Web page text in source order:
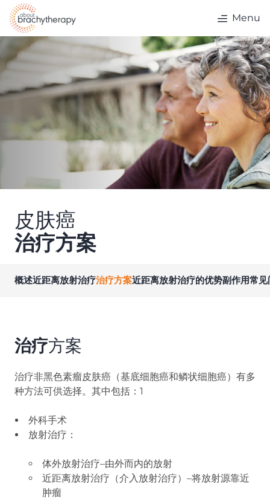
Skip to content
Menu
皮肤癌
治疗方案
概述近距离放射治疗治疗方案近距离放射治疗的优势副作用常见
治疗方案
治疗非黑色素瘤皮肤癌（基底细胞癌和鳞状细胞癌）有多
种方法可供选择。其中包括：1
外科手术
放射治疗：
体外放射治疗–由外而内的放射
近距离放射治疗（介入放射治疗）–将放射源靠近
肿瘤